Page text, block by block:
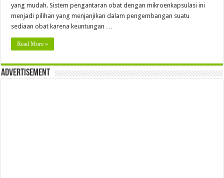
yang mudah. Sistem pengantaran obat dengan mikroenkapsulasi ini
menjadi pilihan yang menjanjikan dalam pengembangan suatu
sediaan obat karena keuntungan …
Read More »
Advertisement